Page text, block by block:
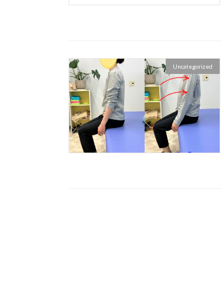
Uncategorized